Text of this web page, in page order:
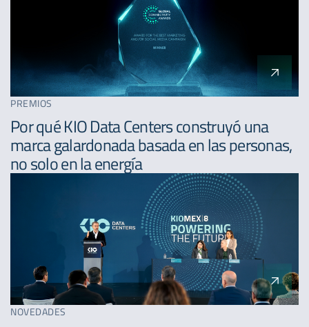
PREMIOS
Por qué KIO Data Centers construyó una
marca galardonada basada en las personas,
no solo en la energía
NOVEDADES